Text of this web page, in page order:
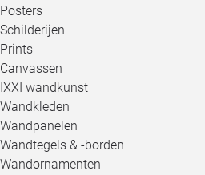
Posters
Schilderijen
Prints
Canvassen
IXXI wandkunst
Wandkleden
Wandpanelen
Wandtegels & -borden
Wandornamenten